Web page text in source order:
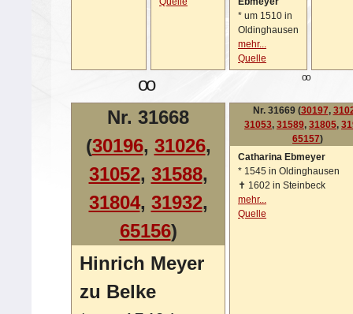
* um 1510 in
Oldinghausen
mehr...
Quelle
oo oo
Nr. 31668
(30196, 31026,
31052, 31588,
31804, 31932,
65156)
Hinrich Meyer
zu Belke
Nr. 31669 (30197,
31053, 31589, 31805,
65157)
Catharina Ebmeyer
* 1545 in Oldinghausen
✝ 1602 in Steinbeck
mehr...
Quelle